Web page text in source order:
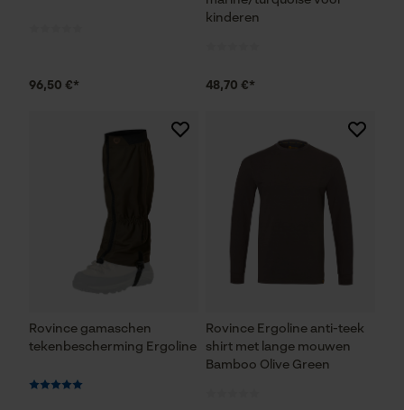
96,50 €*
kinderen
48,70 €*
Rovince gamaschen
tekenbescherming Ergoline
Rovince Ergoline anti-teek
shirt met lange mouwen
Bamboo Olive Green